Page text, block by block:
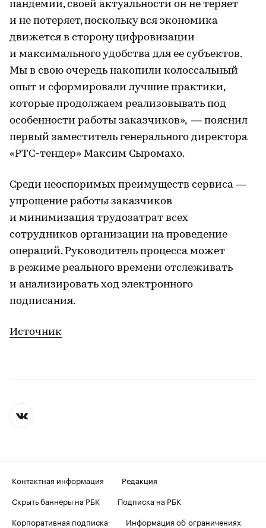
пандемии, своей актуальности он не теряет
и не потеряет, поскольку вся экономика
движется в сторону цифровизации
и максимального удобства для ее субъектов.
Мы в свою очередь накопили колоссальный
опыт и сформировали лучшие практики,
которые продолжаем реализовывать под
особенности работы заказчиков», — пояснил
первый заместитель генерального директора
«РТС-тендер» Максим Сыромахо.
Среди неоспоримых преимуществ сервиса —
упрощение работы заказчиков
и минимизация трудозатрат всех
сотрудников организации на проведение
операций. Руководитель процесса может
в режиме реального времени отслеживать
и анализировать ход электронного
подписания.
Источник
Контактная информация
Редакция
Скрыть баннеры на РБК
Подписка на РБК
Корпоративная подписка
Информация об ограничениях